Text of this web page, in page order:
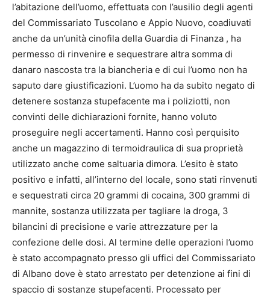
l’abitazione dell’uomo, effettuata con l’ausilio degli agenti
del Commissariato Tuscolano e Appio Nuovo, coadiuvati
anche da un’unità cinofila della Guardia di Finanza , ha
permesso di rinvenire e sequestrare altra somma di
danaro nascosta tra la biancheria e di cui l’uomo non ha
saputo dare giustificazioni. L’uomo ha da subito negato di
detenere sostanza stupefacente ma i poliziotti, non
convinti delle dichiarazioni fornite, hanno voluto
proseguire negli accertamenti. Hanno così perquisito
anche un magazzino di termoidraulica di sua proprietà
utilizzato anche come saltuaria dimora. L’esito è stato
positivo e infatti, all’interno del locale, sono stati rinvenuti
e sequestrati circa 20 grammi di cocaina, 300 grammi di
mannite, sostanza utilizzata per tagliare la droga, 3
bilancini di precisione e varie attrezzature per la
confezione delle dosi. Al termine delle operazioni l’uomo
è stato accompagnato presso gli uffici del Commissariato
di Albano dove è stato arrestato per detenzione ai fini di
spaccio di sostanze stupefacenti. Processato per